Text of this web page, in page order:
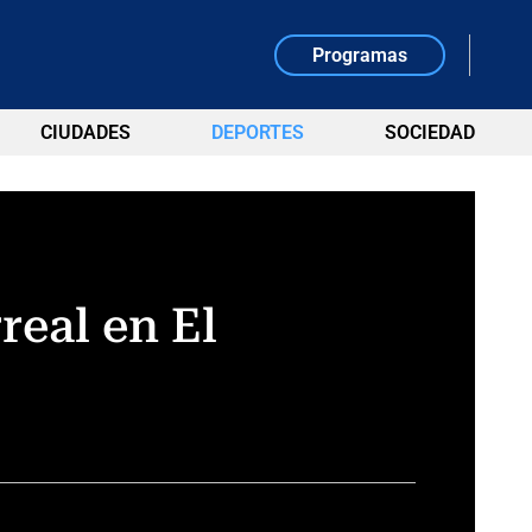
Programas
CIUDADES DEPORTES SOCIEDAD
en El